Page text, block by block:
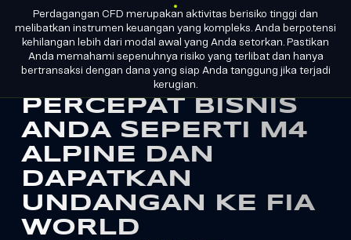
LISENSI GRUP
ID
MENJADI
PARTNER
Perdagangan CFD merupakan aktivitas berisiko tinggi dan
melibatkan instrumen keuangan yang kompleks. Anda berpotensi
kehilangan lebih dari modal awal yang Anda setorkan. Pastikan
Anda memahami sepenuhnya risiko yang terlibat dan hanya
bertransaksi dengan dana yang siap Anda tanggung jika terjadi
kerugian.
M4Markets
-
CFD
Trading
Regulated
Broker
PERCEPAT BISNIS
ANDA SEPERTI M4
ALPINE DAN
DAPATKAN
UNDANGAN KE FIA
WORLD